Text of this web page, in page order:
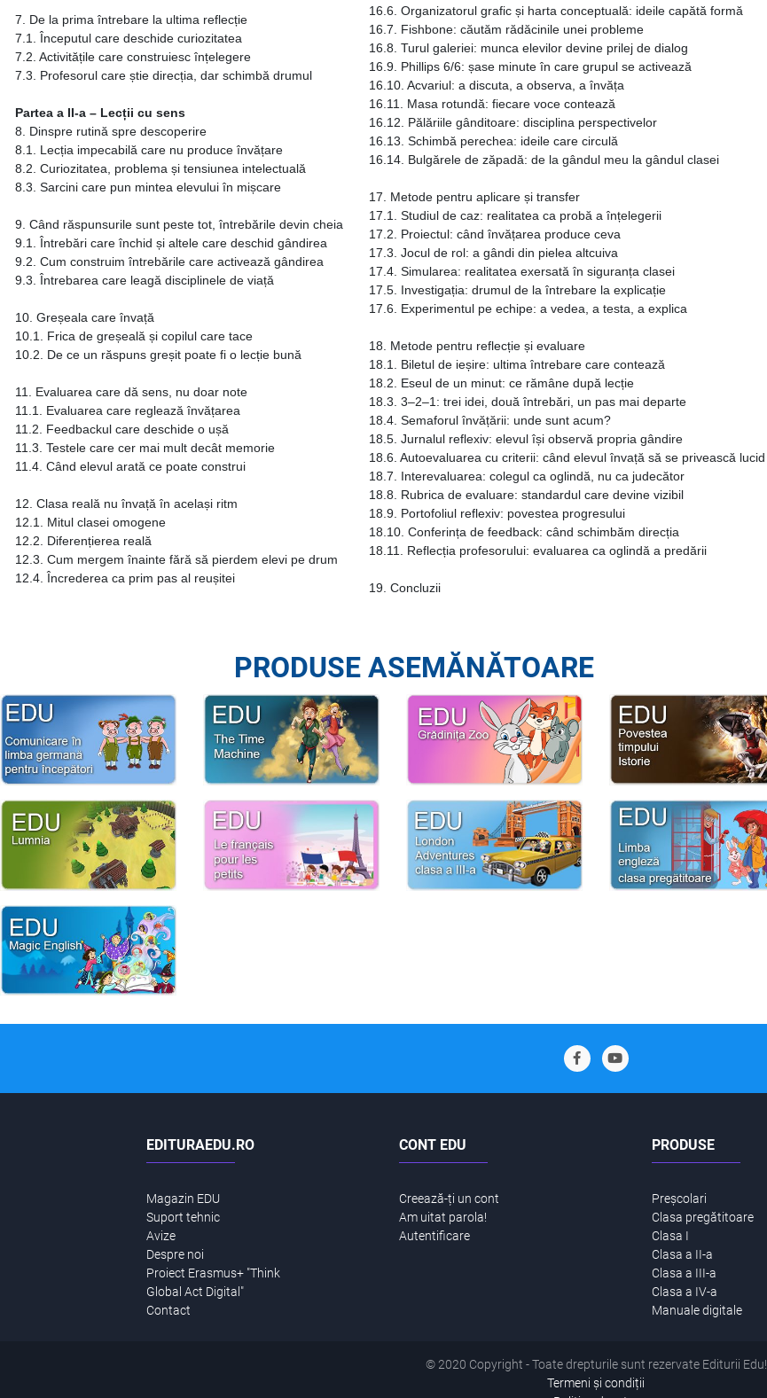
7. De la prima întrebare la ultima reflecție
7.1. Începutul care deschide curiozitatea
7.2. Activitățile care construiesc înțelegere
7.3. Profesorul care știe direcția, dar schimbă drumul
Partea a II-a – Lecții cu sens
8. Dinspre rutină spre descoperire
8.1. Lecția impecabilă care nu produce învățare
8.2. Curiozitatea, problema și tensiunea intelectuală
8.3. Sarcini care pun mintea elevului în mișcare
9. Când răspunsurile sunt peste tot, întrebările devin cheia
9.1. Întrebări care închid și altele care deschid gândirea
9.2. Cum construim întrebările care activează gândirea
9.3. Întrebarea care leagă disciplinele de viață
10. Greșeala care învață
10.1. Frica de greșeală și copilul care tace
10.2. De ce un răspuns greșit poate fi o lecție bună
11. Evaluarea care dă sens, nu doar note
11.1. Evaluarea care reglează învățarea
11.2. Feedbackul care deschide o ușă
11.3. Testele care cer mai mult decât memorie
11.4. Când elevul arată ce poate construi
12. Clasa reală nu învață în același ritm
12.1. Mitul clasei omogene
12.2. Diferențierea reală
12.3. Cum mergem înainte fără să pierdem elevi pe drum
12.4. Încrederea ca prim pas al reușitei
16.6. Organizatorul grafic și harta conceptuală: ideile capătă formă
16.7. Fishbone: căutăm rădăcinile unei probleme
16.8. Turul galeriei: munca elevilor devine prilej de dialog
16.9. Phillips 6/6: șase minute în care grupul se activează
16.10. Acvariul: a discuta, a observa, a învăța
16.11. Masa rotundă: fiecare voce contează
16.12. Pălăriile gânditoare: disciplina perspectivelor
16.13. Schimbă perechea: ideile care circulă
16.14. Bulgărele de zăpadă: de la gândul meu la gândul clasei
17. Metode pentru aplicare și transfer
17.1. Studiul de caz: realitatea ca probă a înțelegerii
17.2. Proiectul: când învățarea produce ceva
17.3. Jocul de rol: a gândi din pielea altcuiva
17.4. Simularea: realitatea exersată în siguranța clasei
17.5. Investigația: drumul de la întrebare la explicație
17.6. Experimentul pe echipe: a vedea, a testa, a explica
18. Metode pentru reflecție și evaluare
18.1. Biletul de ieșire: ultima întrebare care contează
18.2. Eseul de un minut: ce rămâne după lecție
18.3. 3–2–1: trei idei, două întrebări, un pas mai departe
18.4. Semaforul învățării: unde sunt acum?
18.5. Jurnalul reflexiv: elevul își observă propria gândire
18.6. Autoevaluarea cu criterii: când elevul învață să se privească lucid
18.7. Interevaluarea: colegul ca oglindă, nu ca judecător
18.8. Rubrica de evaluare: standardul care devine vizibil
18.9. Portofoliul reflexiv: povestea progresului
18.10. Conferința de feedback: când schimbăm direcția
18.11. Reflecția profesorului: evaluarea ca oglindă a predării
19. Concluzii
PRODUSE ASEMĂNĂTOARE
EDITURAEDU.RO
Magazin EDU
Suport tehnic
Avize
Despre noi
Proiect Erasmus+ "Think
Global Act Digital"
Contact
CONT EDU
Creează-ți un cont
Am uitat parola!
Autentificare
PRODUSE
Preșcolari
Clasa pregătitoare
Clasa I
Clasa a II-a
Clasa a III-a
Clasa a IV-a
Manuale digitale
© 2020 Copyright - Toate drepturile sunt rezervate Editurii Edu!
Termeni și condiții